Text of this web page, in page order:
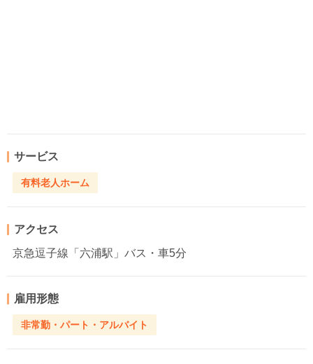
サービス
有料老人ホーム
アクセス
京急逗子線「六浦駅」バス・車5分
雇用形態
非常勤・パート・アルバイト